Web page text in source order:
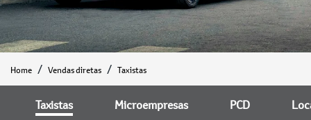
Home Vendas diretas Taxistas
Microempresas PCD
Taxistas